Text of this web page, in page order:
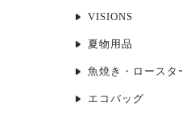
VISIONS
夏物用品
魚焼き・ロースタ
エコバッグ